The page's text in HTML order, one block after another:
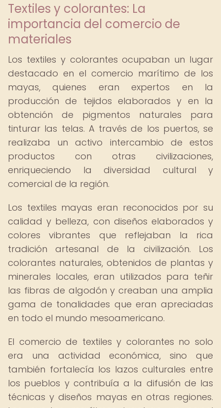
Textiles y colorantes: La
importancia del comercio de
materiales
Los textiles y colorantes ocupaban un lugar
destacado en el comercio marítimo de los
mayas, quienes eran expertos en la
producción de tejidos elaborados y en la
obtención de pigmentos naturales para
tinturar las telas. A través de los puertos, se
realizaba un activo intercambio de estos
productos con otras civilizaciones,
enriqueciendo la diversidad cultural y
comercial de la región.
Los textiles mayas eran reconocidos por su
calidad y belleza, con diseños elaborados y
colores vibrantes que reflejaban la rica
tradición artesanal de la civilización. Los
colorantes naturales, obtenidos de plantas y
minerales locales, eran utilizados para teñir
las fibras de algodón y creaban una amplia
gama de tonalidades que eran apreciadas
en todo el mundo mesoamericano.
El comercio de textiles y colorantes no solo
era una actividad económica, sino que
también fortalecía los lazos culturales entre
los pueblos y contribuía a la difusión de las
técnicas y diseños mayas en otras regiones.